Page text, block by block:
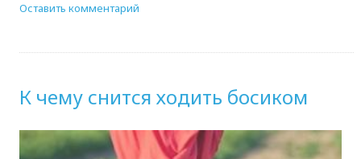
Оставить комментарий
К чему снится ходить босиком